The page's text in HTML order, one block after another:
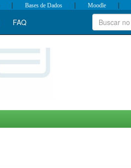
| Bases de Dados | Moodle |
FAQ